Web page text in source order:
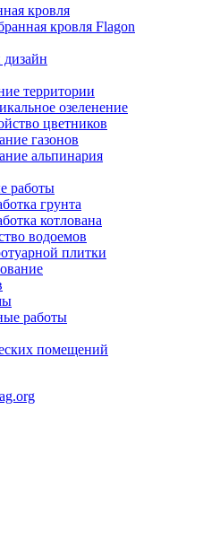
кровля
кровля Flagon
территории
озеленение
цветников
газонов
альпинария
работы
грунта
котлована
водоемов
плитки
работы
помещений